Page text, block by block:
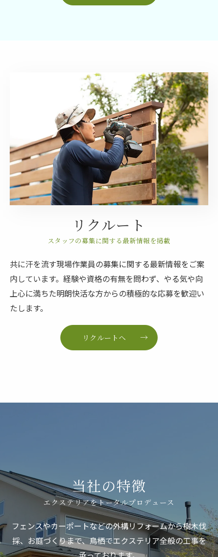
リクルート
スタッフの募集に関する最新情報を掲載
共に汗を流す現場作業員の募集に関する最新情報をご案
内しています。経験や資格の有無を問わず、やる気や向
上心に満ちた明朗快活な方からの積極的な応募を歓迎い
たします。
リクルートへ
エクステリアをトータルプロデュース
当社の特徴
フェンスやカーポートなどの外構リフォームから樹木伐
採、お庭づくりまで、鳥栖でエクステリア全般の工事を
ご相談はこちら